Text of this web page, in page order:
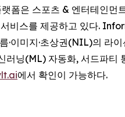
은 스포츠 & 엔터테인먼
비스를 제공하고 있다.
·이미지·초상권(NIL)의 라
러닝(ML) 자동화, 서드파티
에서 확인이 가능하다.